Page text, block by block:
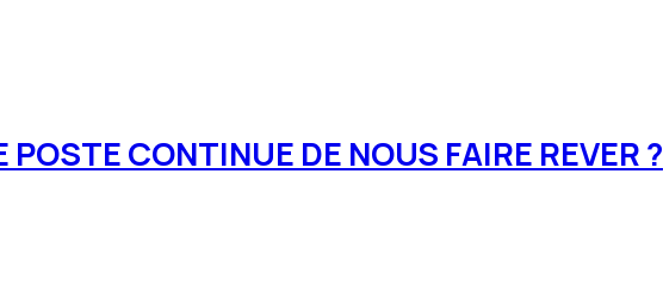
CONTINUE DE NOUS FAIRE REVER ?